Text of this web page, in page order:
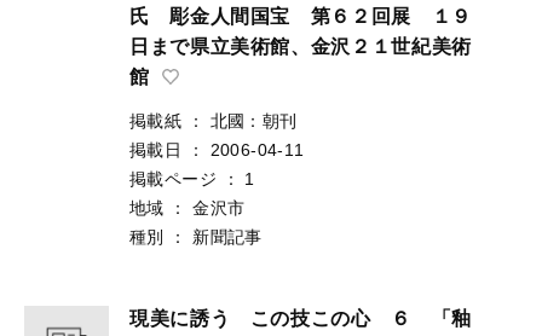
氏 彫金人間国宝 第６２回展 １９
日まで県立美術館、金沢２１世紀美術
館
掲載紙 ：
北國：朝刊
掲載日
：
2006-04-11
掲載ページ
：
1
地域
：
金沢市
種別
： 新聞記事
現美に誘う この技この心 ６ 「釉